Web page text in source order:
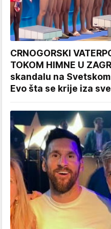
CRNOGORSKI
TOKOM HIMNE U
skandalu na
Evo šta se krije iza